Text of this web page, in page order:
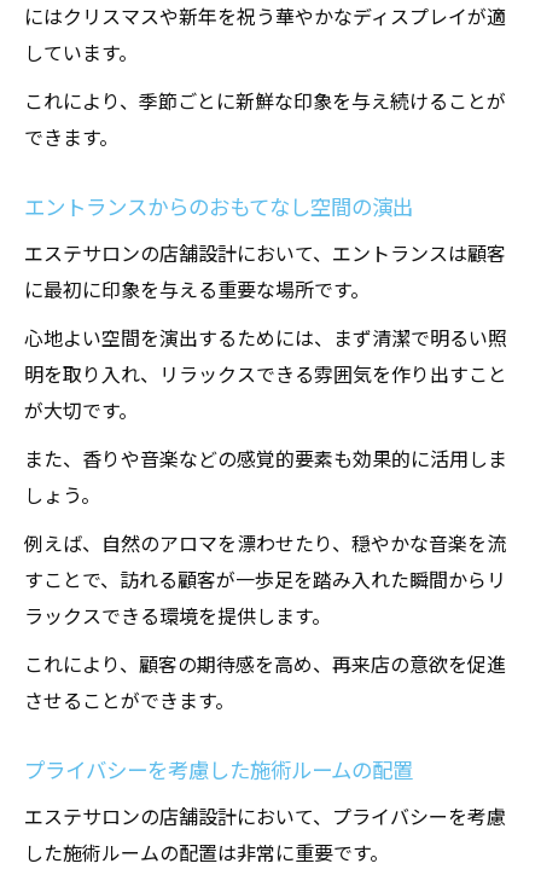
アロマと音楽で作るリラクゼーション空間
大阪府エステサロンの店舗設計で押さえておく
べきポイント
バリアフリー設計の重要性
トレンドを先取りしたインテリア
エネルギー効率の良い設備の導入
地域住民に愛される店舗作りの秘訣
にはクリスマスや新年を祝う華やかなディスプレイが適
しています。
これにより、季節ごとに新鮮な印象を与え続けることが
できます。
エントランスからのおもてなし空間の演出
エステサロンの店舗設計において、エントランスは顧客
に最初に印象を与える重要な場所です。
心地よい空間を演出するためには、まず清潔で明るい照
明を取り入れ、リラックスできる雰囲気を作り出すこと
が大切です。
また、香りや音楽などの感覚的要素も効果的に活用しま
しょう。
例えば、自然のアロマを漂わせたり、穏やかな音楽を流
すことで、訪れる顧客が一歩足を踏み入れた瞬間からリ
ラックスできる環境を提供します。
これにより、顧客の期待感を高め、再来店の意欲を促進
させることができます。
プライバシーを考慮した施術ルームの配置
エステサロンの店舗設計において、プライバシーを考慮
した施術ルームの配置は非常に重要です。